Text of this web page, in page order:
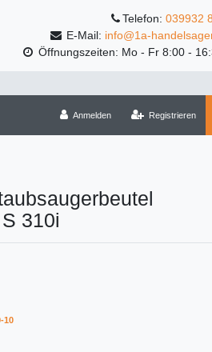
Telefon: 039932
E-Mail: info@1a-
Öffnungszeiten: Mo - Fr 8:00 -
Anmelden Registrieren
310i
10